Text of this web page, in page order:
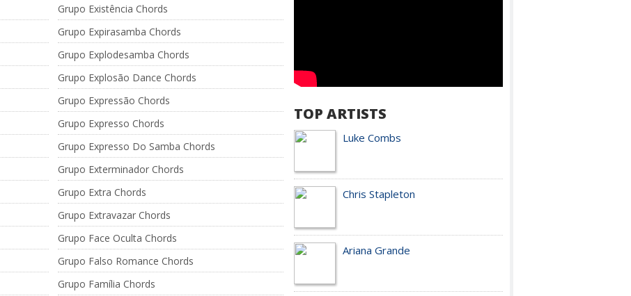
Grupo Existência Chords
Grupo Expirasamba Chords
Grupo Explodesamba Chords
Grupo Explosão Dance Chords
Grupo Expressão Chords
Grupo Expresso Chords
Grupo Expresso Do Samba Chords
Grupo Exterminador Chords
Grupo Extra Chords
Grupo Extravazar Chords
Grupo Face Oculta Chords
Grupo Falso Romance Chords
Grupo Família Chords
TOP ARTISTS
Luke Combs
Chris Stapleton
Ariana Grande